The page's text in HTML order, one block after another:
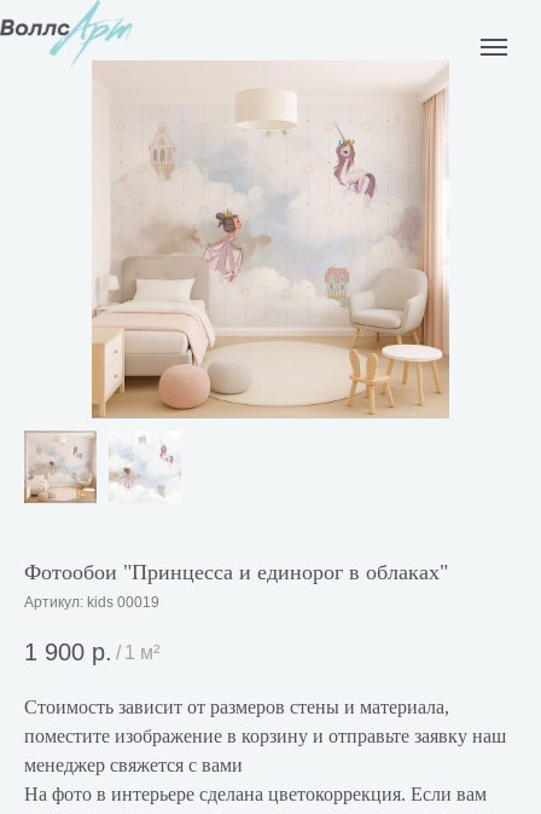
Фотообои "Принцесса и единорог в облаках"
Артикул: kids 00019
1 900 р. / 1 м²
Стоимость зависит от размеров стены и материала,
поместите изображение в корзину и отправьте заявку наш
менеджер свяжется с вами
На фото в интерьере сделана цветокоррекция. Если вам